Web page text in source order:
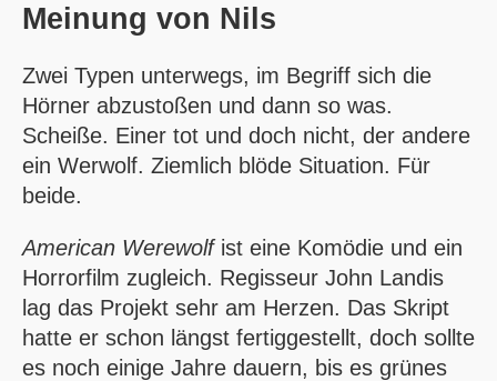
Meinung von Nils
Zwei Typen unterwegs, im Begriff sich die
Hörner abzustoßen und dann so was.
Scheiße. Einer tot und doch nicht, der andere
ein Werwolf. Ziemlich blöde Situation. Für
beide.
American Werewolfist eine Komödie und ein
Horrorfilm zugleich. Regisseur John Landis
lag das Projekt sehr am Herzen. Das Skript
hatte er schon längst fertiggestellt, doch sollte
es noch einige Jahre dauern, bis es grünes